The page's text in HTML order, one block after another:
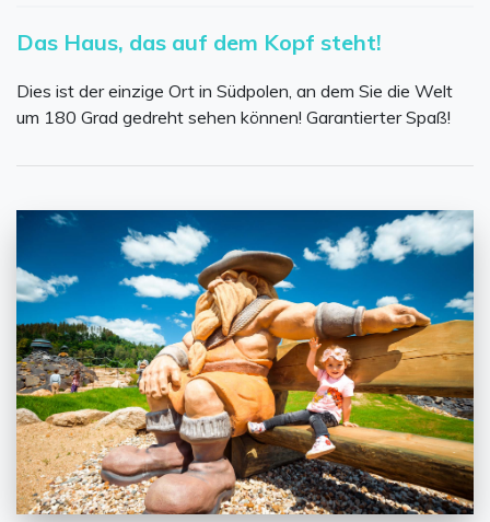
Das Haus, das auf dem Kopf steht!
Dies ist der einzige Ort in Südpolen, an dem Sie die Welt
um 180 Grad gedreht sehen können! Garantierter Spaß!